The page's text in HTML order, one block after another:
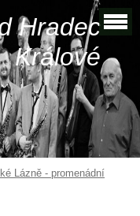
Hradec
Králové
Lázně - promenádní